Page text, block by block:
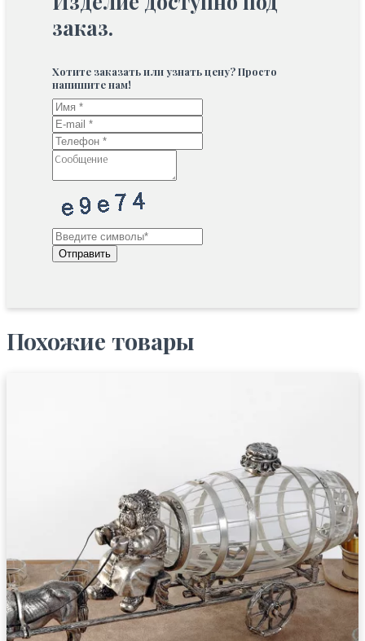
заказ.
Хотите заказать или узнать цену? Просто
напишите нам!
Отправить
Похожие товары